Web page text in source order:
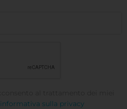
informativa sulla privacy